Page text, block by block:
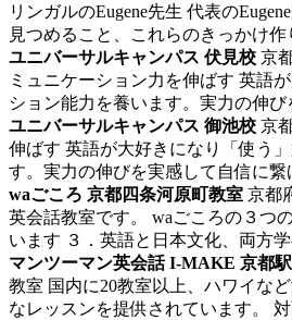
リンガルのEugene先生 代表の
見つめること、これらのきっかけ
ユニバーサルキャンパス 伏見校 京
ミュニケーション力を伸ばす 英語
ション能力を養います。実力の伸
ユニバーサルキャンパス 御池校 京
伸ばす 英語が大好きになり「使う
す。実力の伸びを実感して自信に
waごころ 京都四条河原町教室 京都
英会話教室です。 waごころの３つ
います ３．英語と日本文化、両方
マンツーマン英会話 I-MAKE 京都
教室 国内に20教室以上、ハワイな
なレッスンを提供されています。